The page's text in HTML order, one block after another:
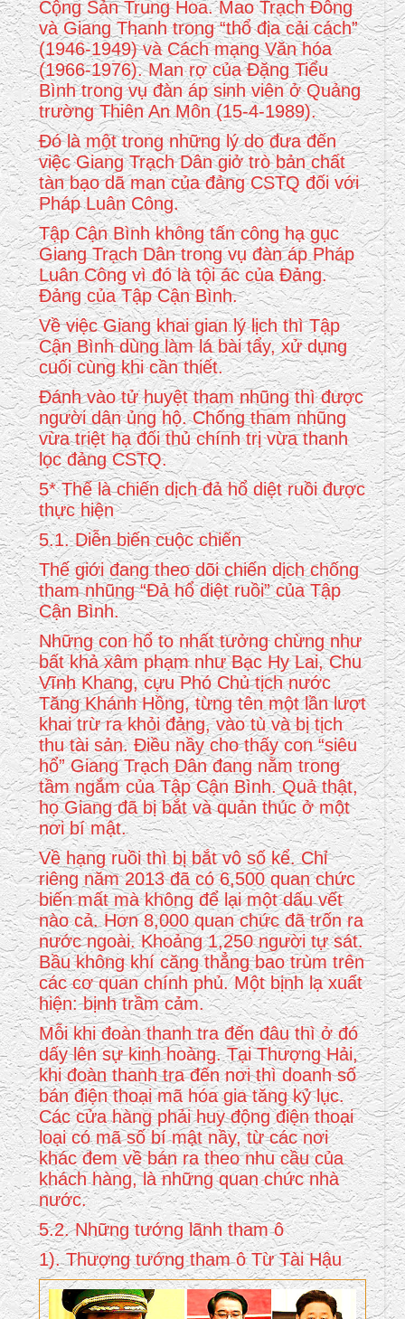
Cộng Sản Trung Hoa. Mao Trạch Đông
và Giang Thanh trong “thổ địa cải cách”
(1946-1949) và Cách mạng Văn hóa
(1966-1976). Man rợ của Đặng Tiểu
Bình trong vụ đàn áp sinh viên ở Quảng
trường Thiên An Môn (15-4-1989).
Đó là một trong những lý do đưa đến
việc Giang Trạch Dân giở trò bản chất
tàn bạo dã man của đảng CSTQ đối với
Pháp Luân Công.
Tập Cận Bình không tấn công hạ gục
Giang Trạch Dân trong vụ đàn áp Pháp
Luân Công vì đó là tội ác của Đảng.
Đảng của Tập Cận Bình.
Về việc Giang khai gian lý lịch thì Tập
Cận Bình dùng làm lá bài tẩy, xử dụng
cuối cùng khi cần thiết.
Đánh vào tử huyệt tham nhũng thì được
người dân ủng hộ. Chống tham nhũng
vừa triệt hạ đối thủ chính trị vừa thanh
lọc đảng CSTQ.
5* Thế là chiến dịch đả hổ diệt ruồi được
thực hiện
5.1. Diễn biến cuộc chiến
Thế giới đang theo dõi chiến dịch chống
tham nhũng “Đả hổ diệt ruồi” của Tập
Cận Bình.
Những con hổ to nhất tưởng chừng như
bất khả xâm phạm như Bạc Hy Lai, Chu
Vĩnh Khang, cựu Phó Chủ tịch nước
Tăng Khánh Hồng, từng tên một lần lượt
khai trừ ra khỏi đảng, vào tù và bị tịch
thu tài sản. Điều nầy cho thấy con “siêu
hổ” Giang Trạch Dân đang nằm trong
tầm ngắm của Tập Cận Bình. Quả thật,
họ Giang đã bị bắt và quản thúc ở một
nơi bí mật.
Về hạng ruồi thì bị bắt vô số kể. Chỉ
riêng năm 2013 đã có 6,500 quan chức
biến mất mà không để lại một dấu vết
nào cả. Hơn 8,000 quan chức đã trốn ra
nước ngoài. Khoảng 1,250 người tự sát.
Bầu không khí căng thẳng bao trùm trên
các cơ quan chính phủ. Một bịnh lạ xuất
hiện: bịnh trầm cảm.
Mỗi khi đoàn thanh tra đến đâu thì ở đó
dấy lên sự kinh hoàng. Tại Thượng Hải,
khi đoàn thanh tra đến nơi thì doanh số
bán điện thoại mã hóa gia tăng kỷ lục.
Các cửa hàng phải huy động điện thoại
loại có mã số bí mật nầy, từ các nơi
khác đem về bán ra theo nhu cầu của
khách hàng, là những quan chức nhà
nước.
5.2. Những tướng lãnh tham ô
1). Thượng tướng tham ô Từ Tài Hậu